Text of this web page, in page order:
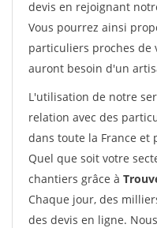
devis en rejoignant
Vous pourrez ainsi
particuliers proches de
auront besoin d'un
L'utilisation de notre
relation avec des
dans toute la France et
Quel que soit votre
chantiers grâce à
Chaque jour, des
des devis en ligne.